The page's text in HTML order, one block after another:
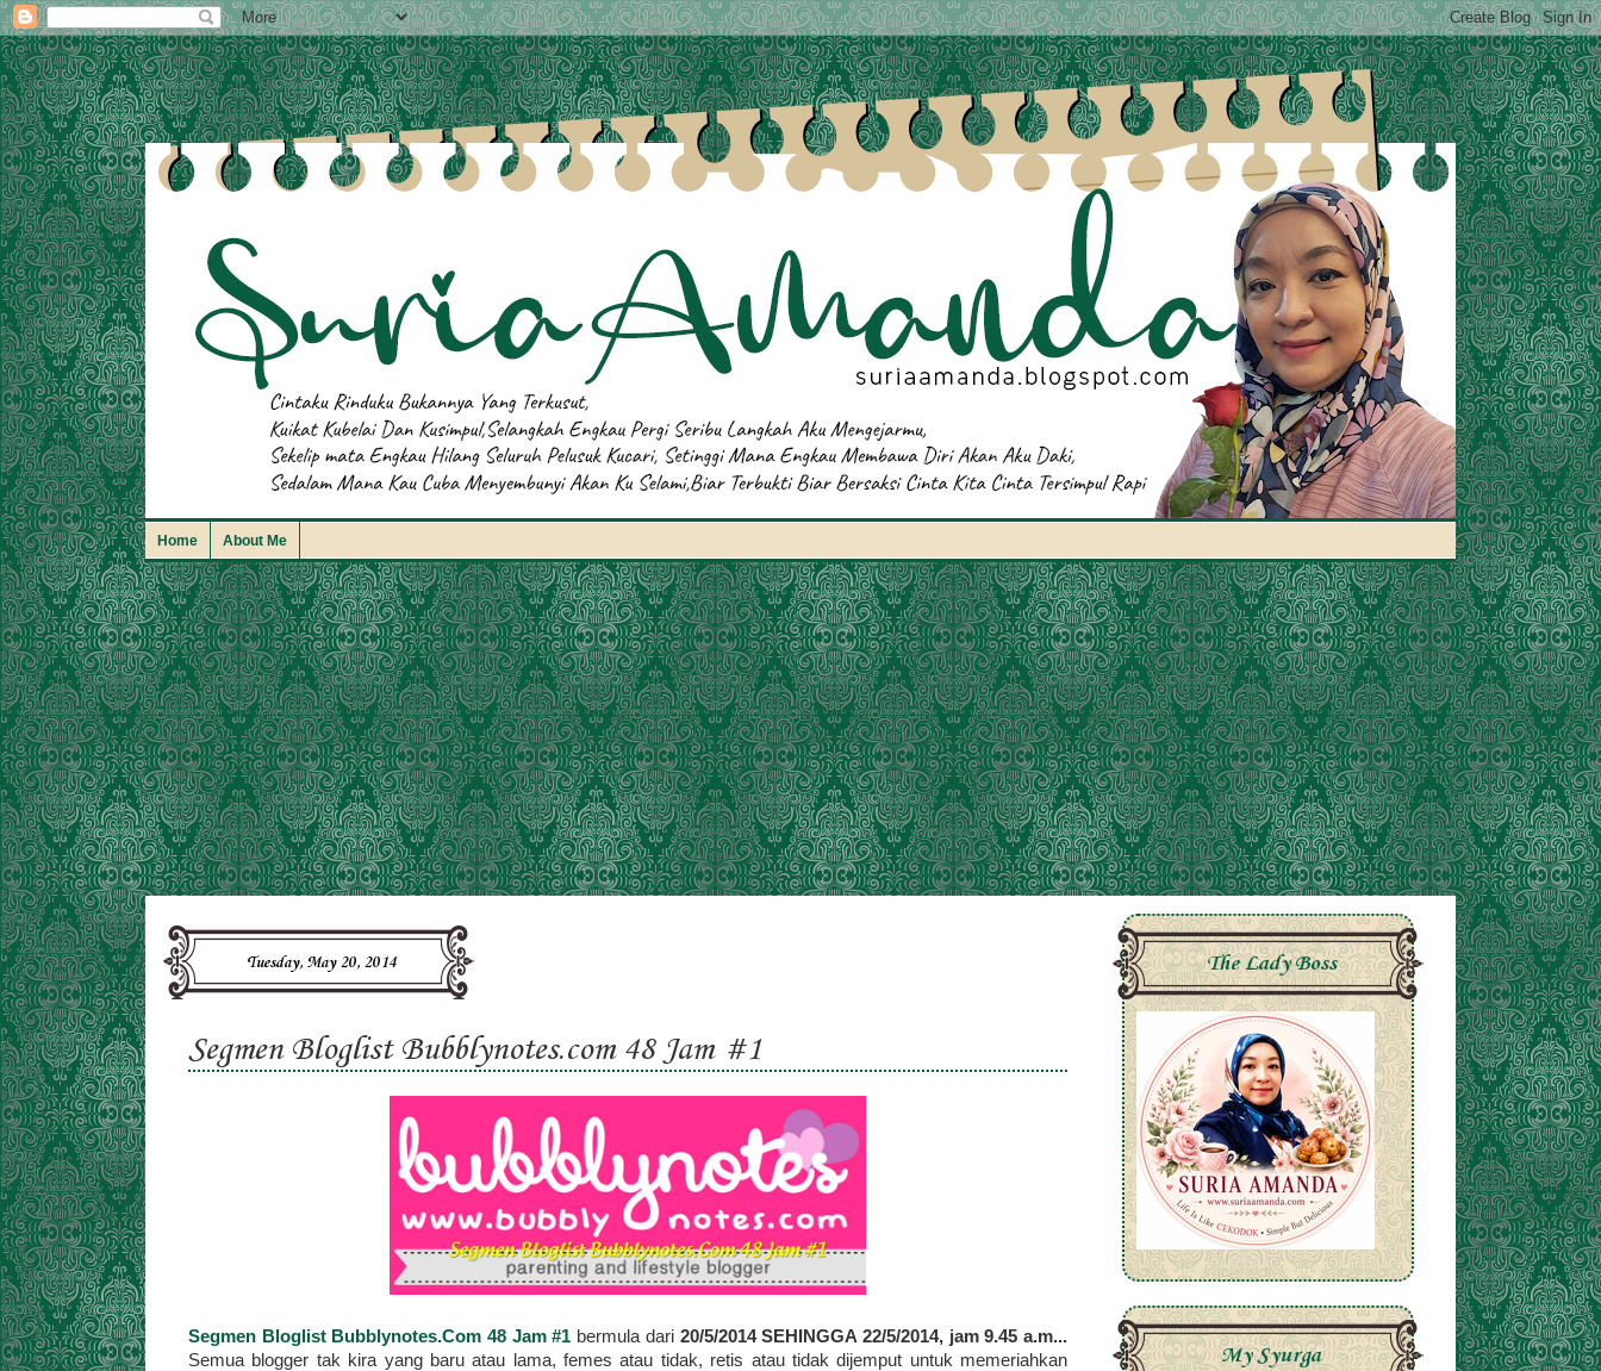
Home About Me
Tuesday, May 20, 2014
Segmen Bloglist Bubblynotes.com 48 Jam #1
Segmen Bloglist Bubblynotes.Com 48 Jam #1 bermula dari 20/5/2014 SEHINGGA 22/5/2014, jam 9.45 a.m...
Semua blogger tak kira yang baru atau lama, femes atau tidak, retis atau tidak dijemput untuk memeriahkan
The Lady Boss
My Syurga